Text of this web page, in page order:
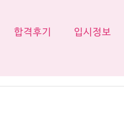
합격후기 입시정보